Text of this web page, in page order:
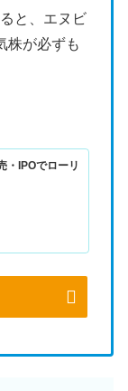
と、エヌビ
株が必ずも
・IPOでローリ